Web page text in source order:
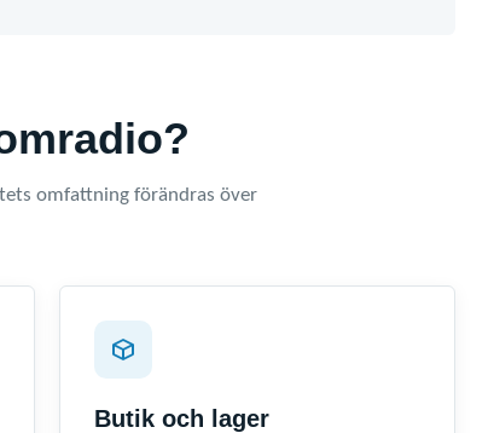
omfattning förändras över
Butik och lager